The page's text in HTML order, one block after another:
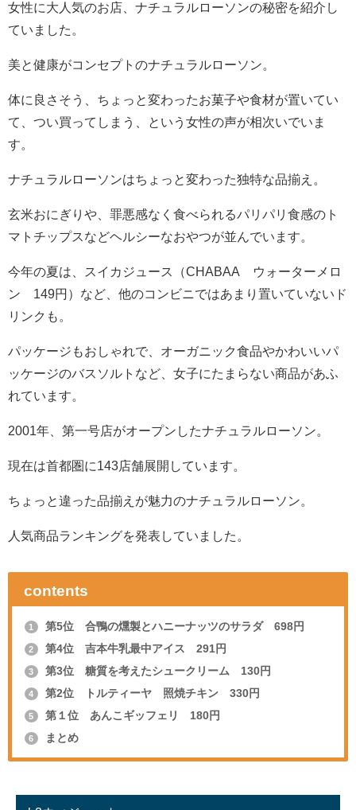
女性に大人気のお店、ナチュラルローソンの秘密を紹介し
ていました。
美と健康がコンセプトのナチュラルローソン。
体に良さそう、ちょっと変わったお菓子や食材が置いてい
て、つい買ってしまう、という女性の声が相次いでいま
す。
ナチュラルローソンはちょっと変わった独特な品揃え。
玄米おにぎりや、罪悪感なく食べられるパリパリ食感のト
マトチップスなどヘルシーなおやつが並んでいます。
今年の夏は、スイカジュース（CHABAA ウォーターメロ
ン 149円）など、他のコンビニではあまり置いていないド
リンクも。
パッケージもおしゃれで、オーガニック食品やかわいいパ
ッケージのバスソルトなど、女子にたまらない商品があふ
れています。
2001年、第一号店がオープンしたナチュラルローソン。
現在は首都圏に143店舗展開しています。
ちょっと違った品揃えが魅力のナチュラルローソン。
人気商品ランキングを発表していました。
contents
1 第5位 合鴨の燻製とハニーナッツのサラダ 698円
2 第4位 吉本牛乳最中アイス 291円
3 第3位 糖質を考えたシュークリーム 130円
4 第2位 トルティーヤ 照焼チキン 330円
5 第１位 あんこギッフェリ 180円
6 まとめ